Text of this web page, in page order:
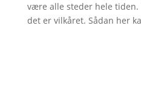
være alle steder hele tiden.
det er vilkåret. Sådan her